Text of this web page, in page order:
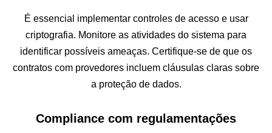
É essencial implementar controles de acesso e usar
criptografia. Monitore as atividades do sistema para
identificar possíveis ameaças. Certifique-se de que os
contratos com provedores incluem cláusulas claras sobre
a proteção de dados.
Compliance com regulamentações